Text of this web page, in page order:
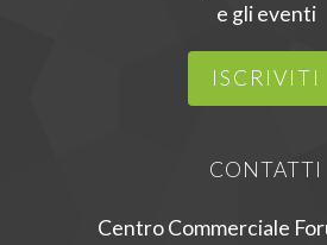
e gli eventi
ISCRIVITI
CONTATTI
Centro Commerciale